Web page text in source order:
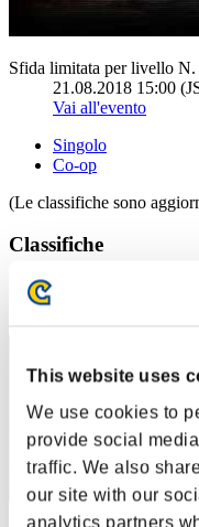
This website uses
We use cookies to
provide social
traffic. We also
our site with our
analytics partners
Sfida limitata per livello N.
21.08.2018 15:00
Vai all'evento
Singolo
Co-op
(Le classifiche sono
Classifiche
Posizione